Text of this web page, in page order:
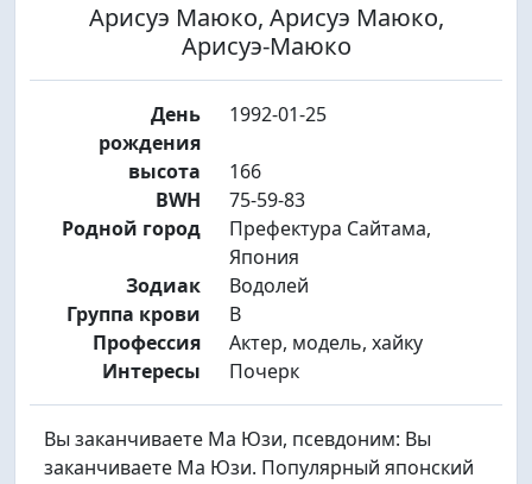
Арисуэ Маюко, Арисуэ Маюко,
Арисуэ-Маюко
День
рождения
1992-01-25
высота
166
BWH
75-59-83
Родной город
Префектура Сайтама,
Япония
Зодиак
Водолей
Группа крови
B
Профессия
Актер, модель, хайку
Интересы
Почерк
Вы заканчиваете Ма Юзи, псевдоним: Вы
заканчиваете Ма Юзи. Популярный японский